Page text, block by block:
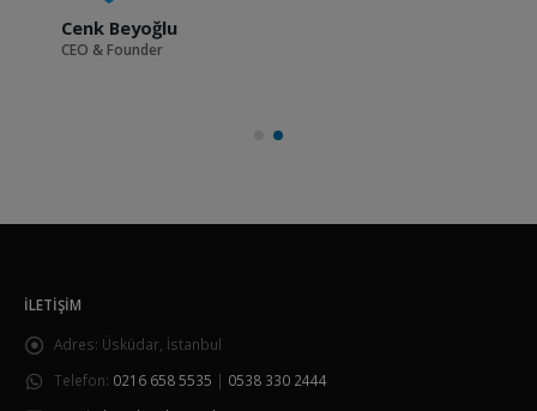
Cenk Beyoğlu
CEO & Founder
İLETIŞIM
Adres:
Üsküdar, İstanbul
Telefon:
0216 658 5535 | 0538 330 2444